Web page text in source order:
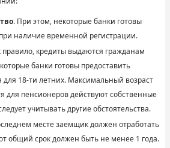
. При этом, некоторые банки готовы
наличие временной регистрации.
правило, кредиты выдаются гражданам
банки готовы предоставить
для 18-ти летних. Максимальный возраст
для пенсионеров действуют собственные
учитывать другие обстоятельства.
месте заемщик должен отработать
общий срок должен быть не менее 1 года.